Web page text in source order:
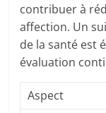
contribuer à
affection. Un
de la santé est
évaluation
Aspect